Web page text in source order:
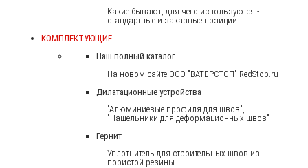
Какие бывают, для чего используются -
стандартные и заказные позиции
КОМПЛЕКТУЮЩИЕ
Наш полный каталог
На новом сайте ООО "ВАТЕРСТОП" RedStop.ru
Дилатационные устройства
"Алюминиевые профиля для швов",
"Нащельники для деформационных швов"
Гернит
Уплотнитель для строительных швов из
пористой резины